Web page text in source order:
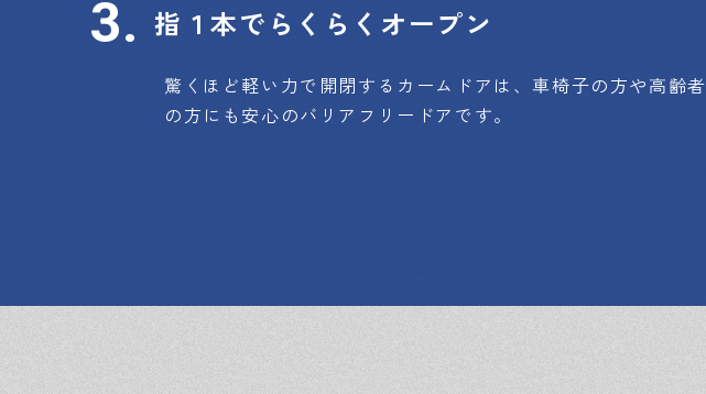
指１本でらくらくオープン
驚くほど軽い力で開閉するカームドアは、車椅子の方や高齢者
の方にも安心のバリアフリードアです。